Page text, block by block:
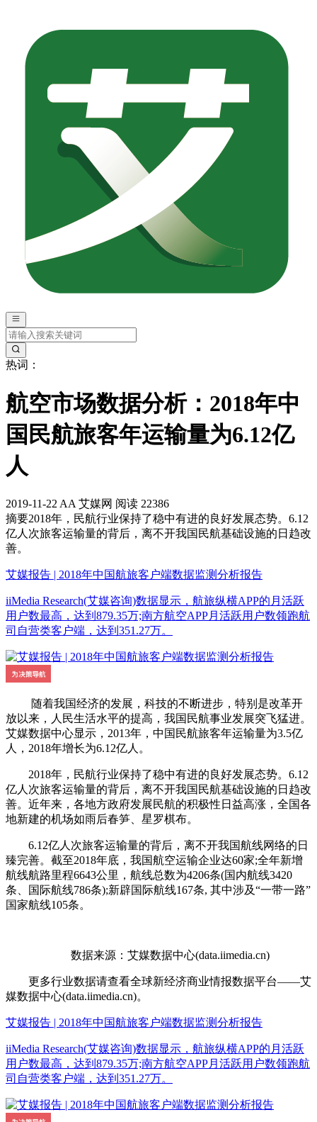
热词：
航空市场数据分析：2018年中
国民航旅客年运输量为6.12亿
人
2019-11-22 AA 艾媒网 阅读 22386
摘要2018年，民航行业保持了稳中有进的良好发展态势。6.12
亿人次旅客运输量的背后，离不开我国民航基础设施的日趋改
善。
艾媒报告 | 2018年中国航旅客户端数据监测分析报告
iiMedia Research(艾媒咨询)数据显示，航旅纵横APP的月活跃
用户数最高，达到879.35万;南方航空APP月活跃用户数领跑航
司自营类客户端，达到351.27万。
随着我国经济的发展，科技的不断进步，特别是改革开
放以来，人民生活水平的提高，我国民航事业发展突飞猛进。
艾媒数据中心显示，2013年，中国民航旅客年运输量为3.5亿
人，2018年增长为6.12亿人。
2018年，民航行业保持了稳中有进的良好发展态势。6.12
亿人次旅客运输量的背后，离不开我国民航基础设施的日趋改
善。近年来，各地方政府发展民航的积极性日益高涨，全国各
地新建的机场如雨后春笋、星罗棋布。
6.12亿人次旅客运输量的背后，离不开我国航线网络的日
臻完善。截至2018年底，我国航空运输企业达60家;全年新增
航线航路里程6643公里，航线总数为4206条(国内航线3420
条、国际航线786条);新辟国际航线167条, 其中涉及“一带一路”
国家航线105条。
数据来源：艾媒数据中心(data.iimedia.cn)
更多行业数据请查看全球新经济商业情报数据平台——艾
媒数据中心(data.iimedia.cn)。
艾媒报告 | 2018年中国航旅客户端数据监测分析报告
iiMedia Research(艾媒咨询)数据显示，航旅纵横APP的月活跃
用户数最高，达到879.35万;南方航空APP月活跃用户数领跑航
司自营类客户端，达到351.27万。